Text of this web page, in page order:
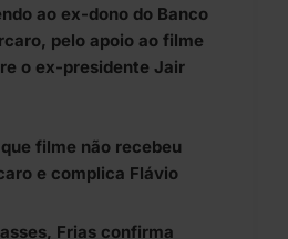
ao ex-dono do Banco
pelo apoio ao filme
o ex-presidente Jair
filme não recebeu
e complica Flávio
Frias confirma